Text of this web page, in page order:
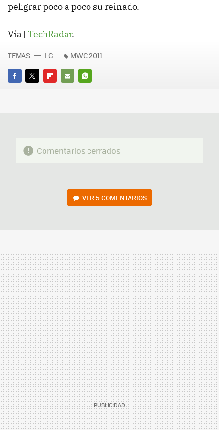
peligrar poco a poco su reinado.
Vía | TechRadar.
FACEBOOK
TWITTERFLIPBOARD
E-
WHATSAPP
TEMAS LG MWC 2011
Comentarios cerrados
VER5 COMENTARIOS